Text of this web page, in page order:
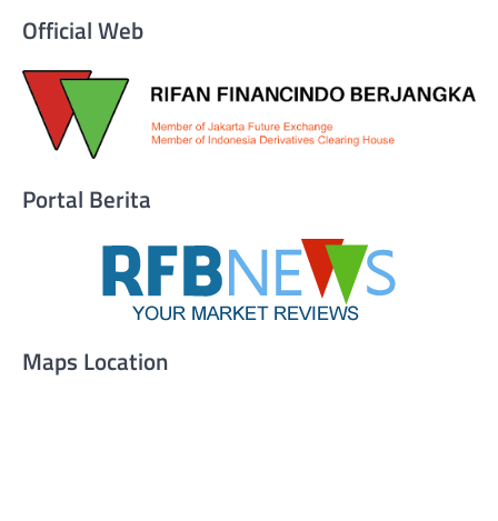
Official Web
Portal Berita
Maps Location